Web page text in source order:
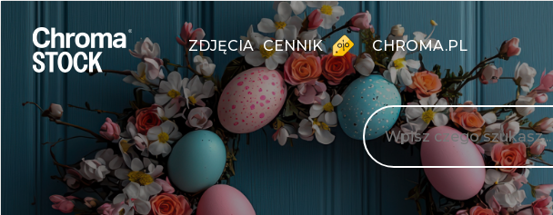
ZDJĘCIA CENNIK CHROMA.PL